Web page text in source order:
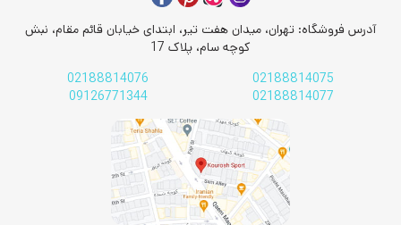
آدرس فروشگاه: تهران، میدان هفت تیر، ابتدای خیابان قائم مقام، نبش
کوچه سام، پلاک 17
02188814075
02188814076
02188814077
09126771344